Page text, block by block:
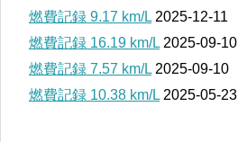
燃費記録 9.17 km/L 2025-12-11
燃費記録 16.19 km/L 2025-09-10
燃費記録 7.57 km/L 2025-09-10
燃費記録 10.38 km/L 2025-05-23